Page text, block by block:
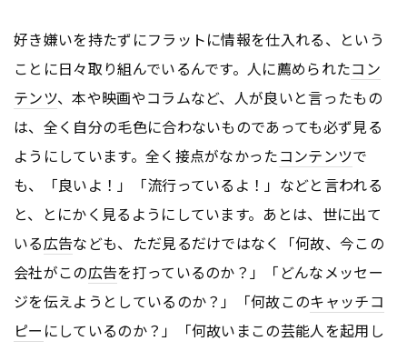
好き嫌いを持たずにフラットに情報を仕入れる、という
ことに日々取り組んでいるんです。人に薦められたコン
テンツ、本や映画やコラムなど、人が良いと言ったもの
は、全く自分の毛色に合わないものであっても必ず見る
ようにしています。全く接点がなかったコンテンツで
も、「良いよ！」「流行っているよ！」などと言われる
と、とにかく見るようにしています。あとは、世に出て
いる広告なども、ただ見るだけではなく「何故、今この
会社がこの広告を打っているのか？」「どんなメッセー
ジを伝えようとしているのか？」「何故このキャッチコ
ピー にしているのか？」「何故いまこの芸能人を起用し